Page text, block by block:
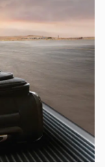
durar,
resistentes.
del
maletas
los años